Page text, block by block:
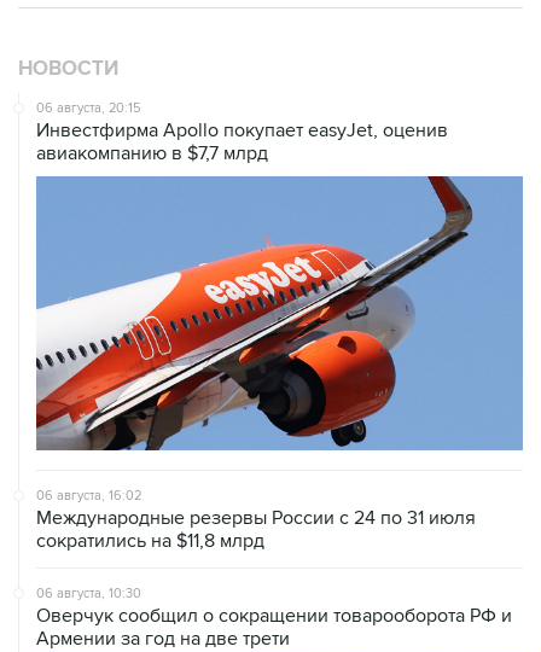
НОВОСТИ
06 августа, 20:15
Инвестфирма Apollo покупает easyJet, оценив
авиакомпанию в $7,7 млрд
06 августа, 16:02
Международные резервы России с 24 по 31 июля
сократились на $11,8 млрд
06 августа, 10:30
Оверчук сообщил о сокращении товарооборота РФ и
Армении за год на две трети